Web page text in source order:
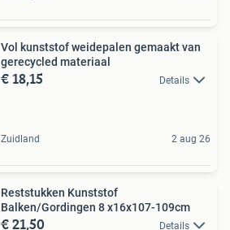
Vol kunststof weidepalen gemaakt van
gerecycled materiaal
€ 18,15 Details
Zuidland 2 aug 26
Reststukken Kunststof
Balken/Gordingen 8 x16x107-109cm
€ 21,50 Details